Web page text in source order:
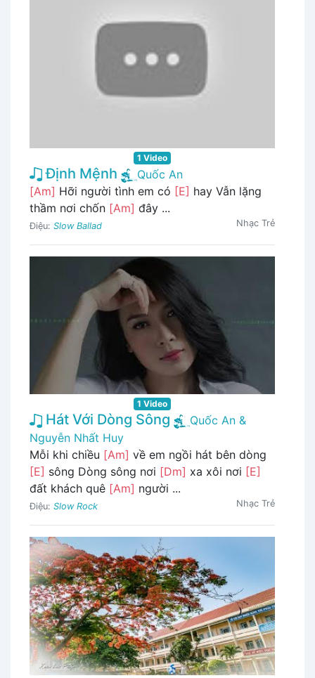
1 Video
Định Mệnh
Quốc An
[Am] Hỡi người tình em có [E] hay Vẫn lặng
thầm nơi chốn [Am] đây ...
Điệu: Slow Ballad Nhạc Trẻ
1 Video
Hát Với Dòng Sông
Quốc An &
Nguyễn Nhất Huy
Mỗi khi chiều [Am] về em ngồi hát bên dòng
[E] sông Dòng sông nơi [Dm] xa xôi nơi [E]
đất khách quê [Am] người ...
Điệu: Slow Rock Nhạc Trẻ